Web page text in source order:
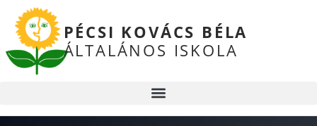
PÉCSI KOVÁCS BÉLA
ÁLTALÁNOS ISKOLA